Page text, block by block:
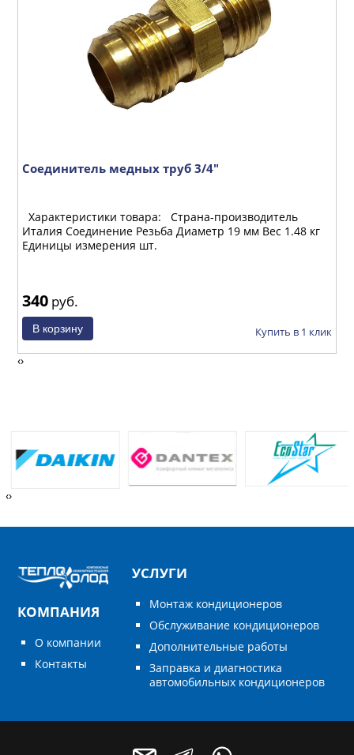
Соединитель медных труб 3/4"
Характеристики товара: Страна-производитель
Италия Соединение Резьба Диаметр 19 мм Вес 1.48 кг
Единицы измерения шт.
340 руб.
Купить в 1 клик
‹›
‹›
КОМПАНИЯ
О компании
Контакты
УСЛУГИ
Монтаж кондиционеров
Обслуживание кондиционеров
Дополнительные работы
Заправка и диагностика
автомобильных кондиционеров